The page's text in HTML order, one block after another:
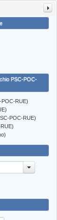
PSC-POC-
POC-RUE)
POC-RUE)